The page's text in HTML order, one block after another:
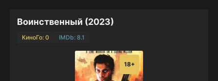
Воинственный (2023)
КиноГо: 0 IMDb: 8.1
18+